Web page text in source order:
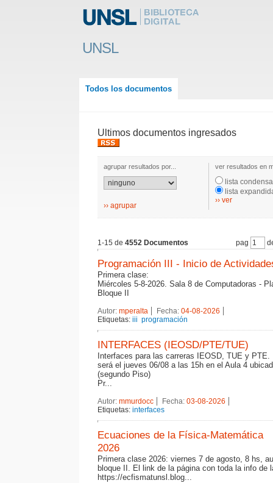
UNSL
Todos los documentos
Ultimos documentos ingresados
agrupar resultados por...
›› agrupar
ver resultados en
lista
lista
›› ver
1-15 de 4552 Documentos pag
Programación III - Inicio de
Primera clase:
Miércoles 5-8-2026. Sala 8 de Computadoras -
Bloque II
Autor: mperalta Fecha: 04-08-2026
Etiquetas: iii programación
INTERFACES (IEOSD/PTE/TUE)
Interfaces para las carreras IEOSD, TUE y PTE.
será el jueves 06/08 a las 15h en el Aula 4
(segundo Piso)
Pr...
Autor: mmurdocc Fecha: 03-08-2026
Etiquetas: interfaces
Ecuaciones de la Física-Matemática
2026
Primera clase 2026: viernes 7 de agosto, 8 hs,
bloque II. El link de la página con toda la info de
https://ecfismatunsl.blog...